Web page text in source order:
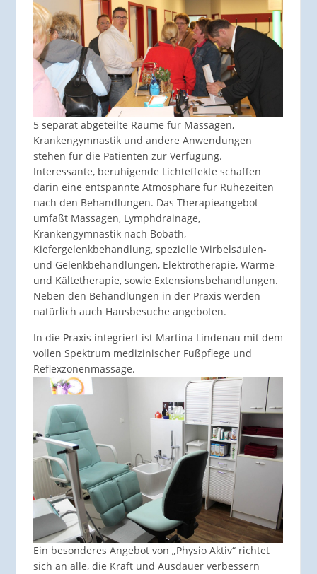
5 separat abgeteilte Räume für Massagen,
Krankengymnastik und andere Anwendungen
stehen für die Patienten zur Verfügung.
Interessante, beruhigende Lichteffekte schaffen
darin eine entspannte Atmosphäre für Ruhezeiten
nach den Behandlungen. Das Therapieangebot
umfaßt Massagen, Lymphdrainage,
Krankengymnastik nach Bobath,
Kiefergelenkbehandlung, spezielle Wirbelsäulen-
und Gelenkbehandlungen, Elektrotherapie, Wärme-
und Kältetherapie, sowie Extensionsbehandlungen.
Neben den Behandlungen in der Praxis werden
natürlich auch Hausbesuche angeboten.
In die Praxis integriert ist Martina Lindenau mit dem
vollen Spektrum medizinischer Fußpflege und
Reflexzonenmassage.
Ein besonderes Angebot von „Physio Aktiv“ richtet
sich an alle, die Kraft und Ausdauer verbessern